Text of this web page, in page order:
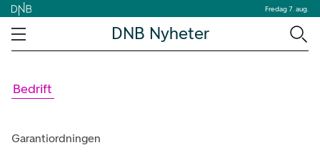
Fredag 7. aug.
DNB Nyheter
Bedrift
Garantiordningen